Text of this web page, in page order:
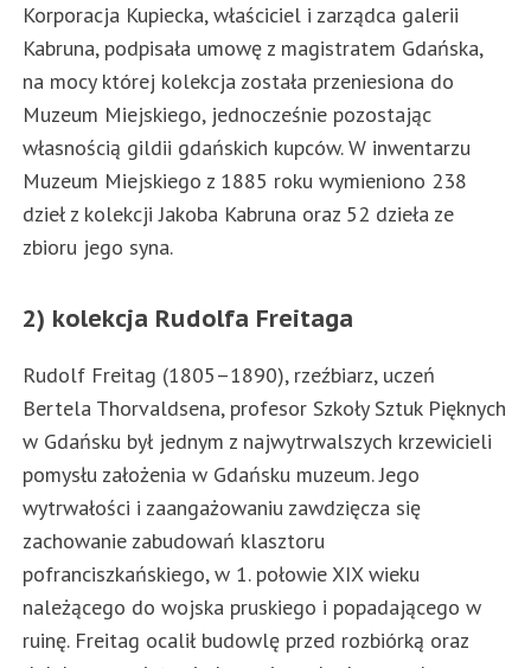
Korporacja Kupiecka, właściciel i zarządca galerii
Kabruna, podpisała umowę z magistratem Gdańska,
na mocy której kolekcja została przeniesiona do
Muzeum Miejskiego, jednocześnie pozostając
własnością gildii gdańskich kupców. W inwentarzu
Muzeum Miejskiego z 1885 roku wymieniono 238
dzieł z kolekcji Jakoba Kabruna oraz 52 dzieła ze
zbioru jego syna.
2) kolekcja Rudolfa Freitaga
Rudolf Freitag (1805–1890), rzeźbiarz, uczeń
Bertela Thorvaldsena, profesor Szkoły Sztuk Pięknych
w Gdańsku był jednym z najwytrwalszych krzewicieli
pomysłu założenia w Gdańsku muzeum. Jego
wytrwałości i zaangażowaniu zawdzięcza się
zachowanie zabudowań klasztoru
pofranciszkańskiego, w 1. połowie XIX wieku
należącego do wojska pruskiego i popadającego w
ruinę. Freitag ocalił budowlę przed rozbiórką oraz